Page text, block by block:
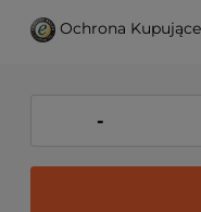
Ochrona
-